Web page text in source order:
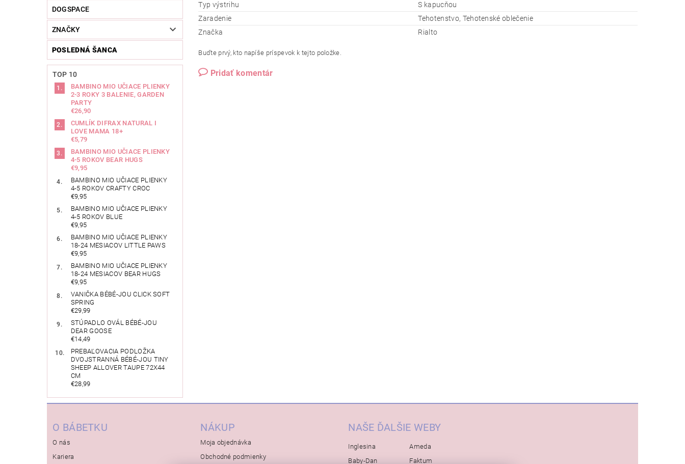
DOGSPACE
ZNAČKY
POSLEDNÁ ŠANCA
TOP 10
BAMBINO MIO UČIACE PLIENKY
2-3 ROKY 3 BALENIE, GARDEN
PARTY
€26,90
CUMLÍK DIFRAX NATURAL I
LOVE MAMA 18+
€5,79
BAMBINO MIO UČIACE PLIENKY
4-5 ROKOV BEAR HUGS
€9,95
BAMBINO MIO UČIACE PLIENKY
4-5 ROKOV CRAFTY CROC
€9,95
BAMBINO MIO UČIACE PLIENKY
4-5 ROKOV BLUE
€9,95
BAMBINO MIO UČIACE PLIENKY
18-24 MESIACOV LITTLE PAWS
€9,95
BAMBINO MIO UČIACE PLIENKY
18-24 MESIACOV BEAR HUGS
€9,95
VANIČKA BÉBÉ-JOU CLICK SOFT
SPRING
€29,99
STÚPADLO OVÁL BÉBÉ-JOU
DEAR GOOSE
€14,49
PREBAĽOVACIA PODLOŽKA
DVOJSTRANNÁ BÉBÉ-JOU TINY
SHEEP ALLOVER TAUPE 72X44
CM
€28,99
Typ výstrihu
S kapucňou
Zaradenie
Tehotenstvo, Tehotenské oblečenie
Značka
Rialto
Buďte prvý, kto napíše príspevok k tejto položke.
Pridať komentár
O BÁBETKU
O nás
Kariera
NÁKUP
Moja objednávka
Obchodné podmienky
NAŠE ĎALŠIE WEBY
Inglesina
Baby-Dan
Ameda
Faktum